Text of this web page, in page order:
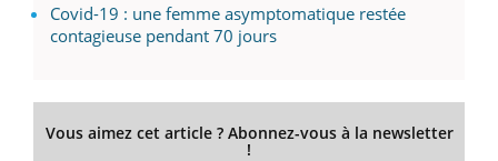
Covid-19 : une femme asymptomatique restée
contagieuse pendant 70 jours
Vous aimez cet article ? Abonnez-vous à la newsletter
!